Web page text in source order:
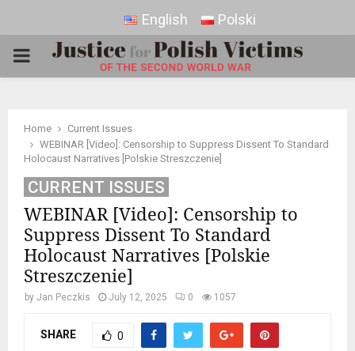
English Polski
PRIMARY
Home
Current Issues
WEBINAR [Video]: Censorship to Suppress Dissent To Standard
Holocaust Narratives [Polskie Streszczenie]
CURRENT ISSUES
WEBINAR [Video]: Censorship to
Suppress Dissent To Standard
Holocaust Narratives [Polskie
Streszczenie]
by Jan Peczkis July 12, 2025 0 1057
SHARE 0